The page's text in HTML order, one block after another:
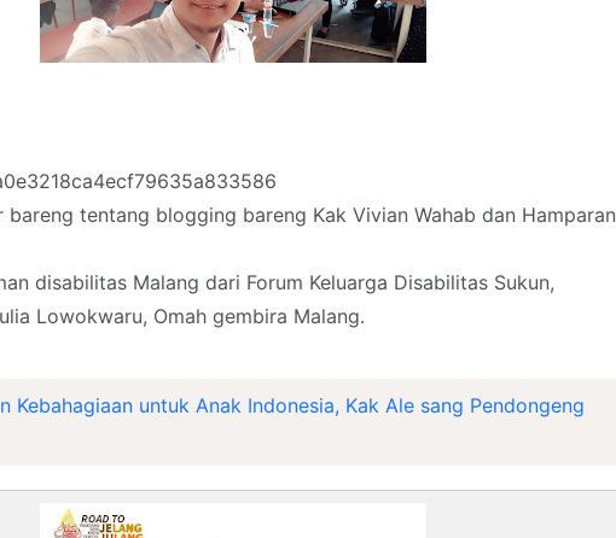
bareng tentang blogging bareng Kak Vivian Wahab dan Hamparan
disabilitas Malang dari Forum Keluarga Disabilitas Sukun,
Lowokwaru, Omah gembira Malang.
Kebahagiaan untuk Anak Indonesia, Kak Ale sang Pendongeng